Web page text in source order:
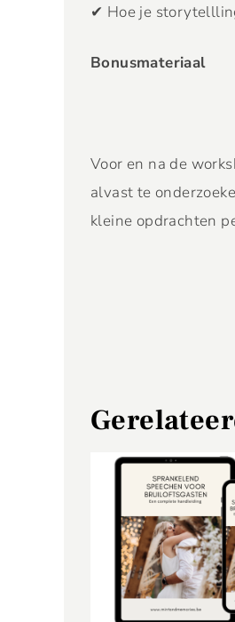
✔ Hoe je
Bonusmateriaal
Voor en na de
alvast te
kleine opdrachten